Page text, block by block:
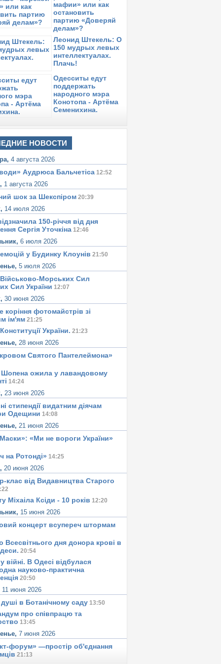
27 ноября 2013в 16:47:
ответов противникам
договора Ассоциации с ЕС
26 ноября 2013 в 07:41:
и милицейский фашизм в
мафии» или как
остановить
партию «Доверяй
делам»?
Леонид Штекель: О
150 мудрых левых
интеллектуалах.
Плачь!
Одесситы едут
поддержать
народного мэра
Конотопа - Артёма
Семенихина.
НОВОСТИ
4 августа 2026
Аудрюса Бальчетiса 12:52
1 августа 2026
шок за Шекспіром 20:39
14 июля 2026
150-річчя від дня
Сергія Уточкіна 12:46
6 июля 2026
у Будинку Клоунів 21:50
5 июля 2026
Морських Сил
Сил України 12:07
30 июня 2026
корiння фотомайстрiв зі
iм'ям 21:25
України. 21:23
28 июня 2026
Святого Пантелеймона»
Шопена ожила у лавандовому
14:24
23 июня 2026
стипендії видатним діячам
Одещини 14:08
21 июня 2026
«Ми не вороги України»
на Ротонді» 14:25
20 июня 2026
клас від Видавництва Старого
Міхаіла Ксіди - 10 років 12:20
15 июня 2026
концерт всупереч штормам
Всесвітнього дня донора крові в
20:54
у вiйнi. В Одесi вiдбулася
науково-практична
20:50
11 июня 2026
душi в Ботанiчному саду 13:50
про співпрацю та
13:45
7 июня 2026
форум» —простір об'єднання
21:13